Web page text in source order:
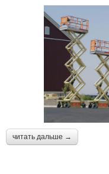
читать дальше →